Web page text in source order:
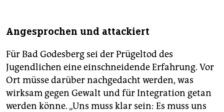
Angesprochen und attackiert
Für Bad Godesberg sei der Prügeltod des
Jugendlichen eine einschneidende Erfahrung. Vor
Ort müsse darüber nachgedacht werden, was
wirksam gegen Gewalt und für Integration getan
werden könne. „Uns muss klar sein: Es muss uns